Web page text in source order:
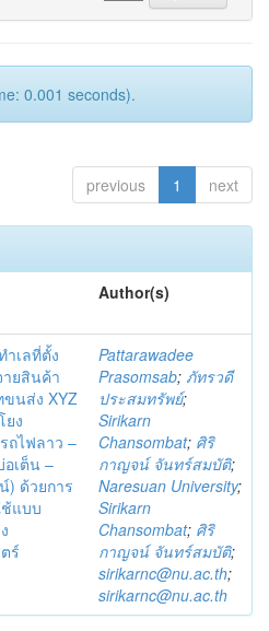
0.001 seconds).
previous 1 next
Author(s)
ำเลที่ตั้ง
ยสินค้า
นส่ง XYZ
ยง
ถไฟลาว –
เต็น –
) ด้วยการ
แบบ
ร์
Pattarawadee
Prasomsab; ภัทรวดี
ประสมทรัพย์;
Sirikarn
Chansombat; ศิริ
กาญจน์ จันทร์สมบัติ;
Naresuan University;
Sirikarn
Chansombat; ศิริ
กาญจน์ จันทร์สมบัติ;
sirikarnc@nu.ac.th;
sirikarnc@nu.ac.th